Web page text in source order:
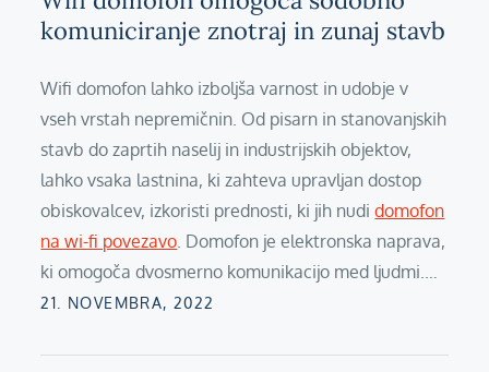
komuniciranje znotraj in zunaj stavb
Wifi domofon lahko izboljša varnost in udobje v
vseh vrstah nepremičnin. Od pisarn in stanovanjskih
stavb do zaprtih naselij in industrijskih objektov,
lahko vsaka lastnina, ki zahteva upravljan dostop
obiskovalcev, izkoristi prednosti, ki jih nudidomofon
na wi-fi povezavo. Domofon je elektronska naprava,
ki omogoča dvosmerno komunikacijo med ljudmi.…
Posted
21. NOVEMBRA, 2022